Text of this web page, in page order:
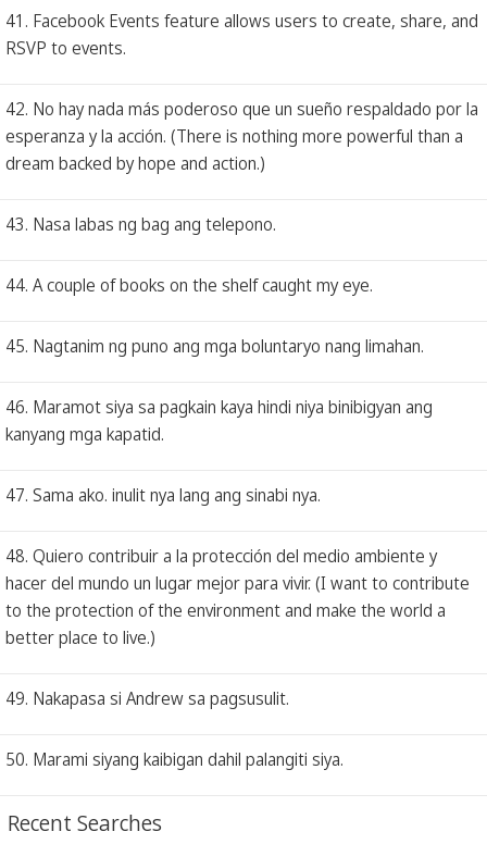
41. Facebook Events feature allows users to create, share, and
RSVP to events.
42. No hay nada más poderoso que un sueño respaldado por la
esperanza y la acción. (There is nothing more powerful than a
dream backed by hope and action.)
43. Nasa labas ng bag ang telepono.
44. A couple of books on the shelf caught my eye.
45. Nagtanim ng puno ang mga boluntaryo nang limahan.
46. Maramot siya sa pagkain kaya hindi niya binibigyan ang
kanyang mga kapatid.
47. Sama ako. inulit nya lang ang sinabi nya.
48. Quiero contribuir a la protección del medio ambiente y
hacer del mundo un lugar mejor para vivir. (I want to contribute
to the protection of the environment and make the world a
better place to live.)
49. Nakapasa si Andrew sa pagsusulit.
50. Marami siyang kaibigan dahil palangiti siya.
Recent Searches